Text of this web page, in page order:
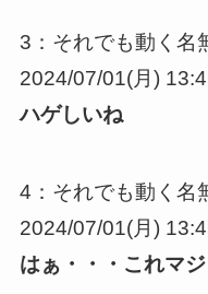
3：それでも動く名
2024/07/01(月)
ハゲしいね
4：それでも動く名
2024/07/01(月)
はぁ・・・これマ